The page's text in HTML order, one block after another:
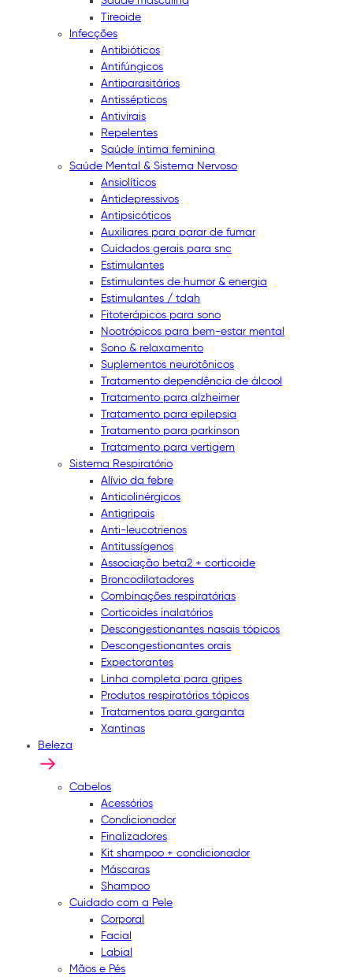
Tireoide
Infecções
Antibióticos
Antifúngicos
Antiparasitários
Antissépticos
Antivirais
Repelentes
Saúde íntima feminina
Saúde Mental & Sistema Nervoso
Ansiolíticos
Antidepressivos
Antipsicóticos
Auxiliares para parar de fumar
Cuidados gerais para snc
Estimulantes
Estimulantes de humor & energia
Estimulantes / tdah
Fitoterápicos para sono
Nootrópicos para bem-estar mental
Sono & relaxamento
Suplementos neurotônicos
Tratamento dependência de álcool
Tratamento para alzheimer
Tratamento para epilepsia
Tratamento para parkinson
Tratamento para vertigem
Sistema Respiratório
Alívio da febre
Anticolinérgicos
Antigripais
Anti-leucotrienos
Antitussígenos
Associação beta2 + corticoide
Broncodilatadores
Combinações respiratórias
Corticoides inalatórios
Descongestionantes nasais tópicos
Descongestionantes orais
Expectorantes
Linha completa para gripes
Produtos respiratórios tópicos
Tratamentos para garganta
Xantinas
Beleza
Cabelos
Acessórios
Condicionador
Finalizadores
Kit shampoo + condicionador
Máscaras
Shampoo
Cuidado com a Pele
Corporal
Facial
Labial
Mãos e Pés